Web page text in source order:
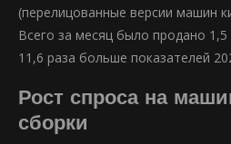
(перелицованные версии машин
Всего за месяц было продано
11,6 раза больше показателей
Рост спроса на
сборки